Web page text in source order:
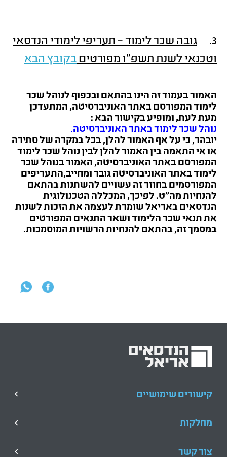
3.
גובה שכר לימוד – תעריפי לימודי הנדסאי
וטכנאי לשנת תשפ"ו מפורטים בקובץ הבא
האמור בעמוד זה הינו בהתאם ובכפוף לנוהל שכר
לימוד המפורסם באתר האוניברסיטה, המתעדכן
מעת לעת, ומופיעבקישור הבא :
נוהל שכר לימוד באתר האוניברסיטה
יובהר, כי על אף האמור להלן, בכל במקרה של סתירה
או אי התאמה בין האמור להלן לבין נוהל שכר לימוד
המפורסם באתר האוניברסיטה, האמור בנוהל שכר
לימוד באתר האוניברסיטה גובר ומחייב,התעריפים
המפורסמים בחוזר זה עשויים להשתנות בהתאם
להנחיות מה"ט. לפיכך, המכללה הטכנולוגית
הנדסאים באריאל שומרת לעצמה את הזכות לשנות
את תנאי שכר הלימוד ושאר התנאים המפורטים
במסמך זה, בהתאם להנחיות הרשויות המוסמכות.
קישורים שימושיים
מחלקות
צור קשר